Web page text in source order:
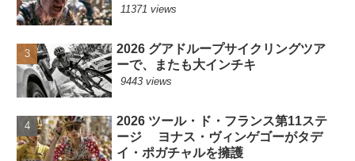
11371 views
2026 グアドループサイクリングツア
ーで、またも大インチキ
9443 views
2026 ツール・ド・フランス第11ステ
ージ ヨナス・ヴィンゲゴーがタデ
イ・ポガチャルを擁護